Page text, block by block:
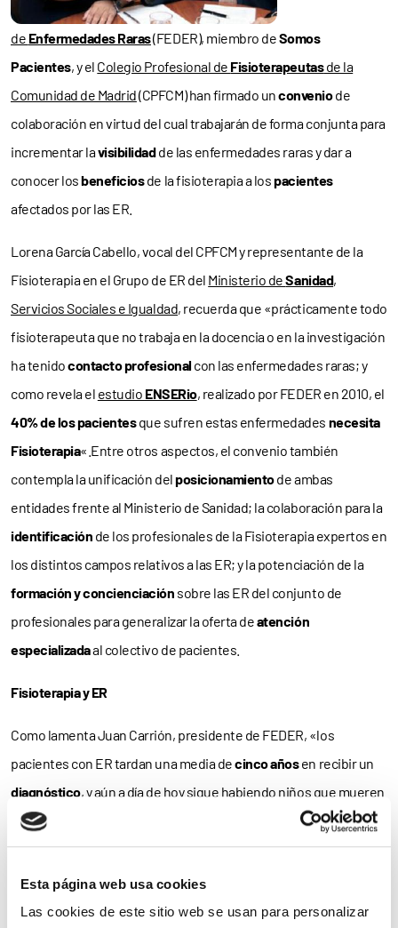
Esta página web usa cookies
Las cookies de este sitio web se usan para personalizar
de Enfermedades Raras(FEDER), miembro deSomos
Pacientes, y el Colegio Profesional de Fisioterapeutasde la
Comunidad de Madrid(CPFCM) han firmado unconveniode
colaboración en virtud del cual trabajarán de forma conjunta para
incrementar lavisibilidadde las enfermedades raras y dar a
conocer losbeneficiosde la fisioterapia a lospacientes
afectados por las ER.
Lorena García Cabello, vocal del CPFCM y representante de la
Fisioterapia en el Grupo de ER del Ministerio deSanidad,
Servicios Sociales e Igualdad, recuerda que «prácticamente todo
fisioterapeuta que no trabaja en la docencia o en la investigación
ha tenidocontacto profesionalcon las enfermedades raras; y
como revela el estudio ENSERio, realizado por FEDER en 2010, el
40% de los pacientesque sufren estas enfermedades necesita
Fisioterapia«. Entre otros aspectos, el convenio también
contempla la unificación delposicionamientode ambas
entidades frente al Ministerio de Sanidad; la colaboración para la
identificación de los profesionales de la Fisioterapia expertos en
los distintos campos relativos a las ER; y la potenciación de la
formación y concienciación sobre las ER del conjunto de
profesionales para generalizar la oferta deatención
especializadaal colectivo de pacientes.
Fisioterapia y ER
Como lamenta Juan Carrión, presidente de FEDER, «los
pacientes con ER tardan una media decinco añosen recibir un
diagnóstico, y aún a día de hoy sigue habiendo niños que mueren
sin saber qué es lo que tenían; y es que la Sanidad Pública no está
pensada para tratar laenfermedad crónicay, en este sentido, la
Fisioterapia, que
no queda cubierta
fundamental para lacalidad de vida de nuestros pacientes».